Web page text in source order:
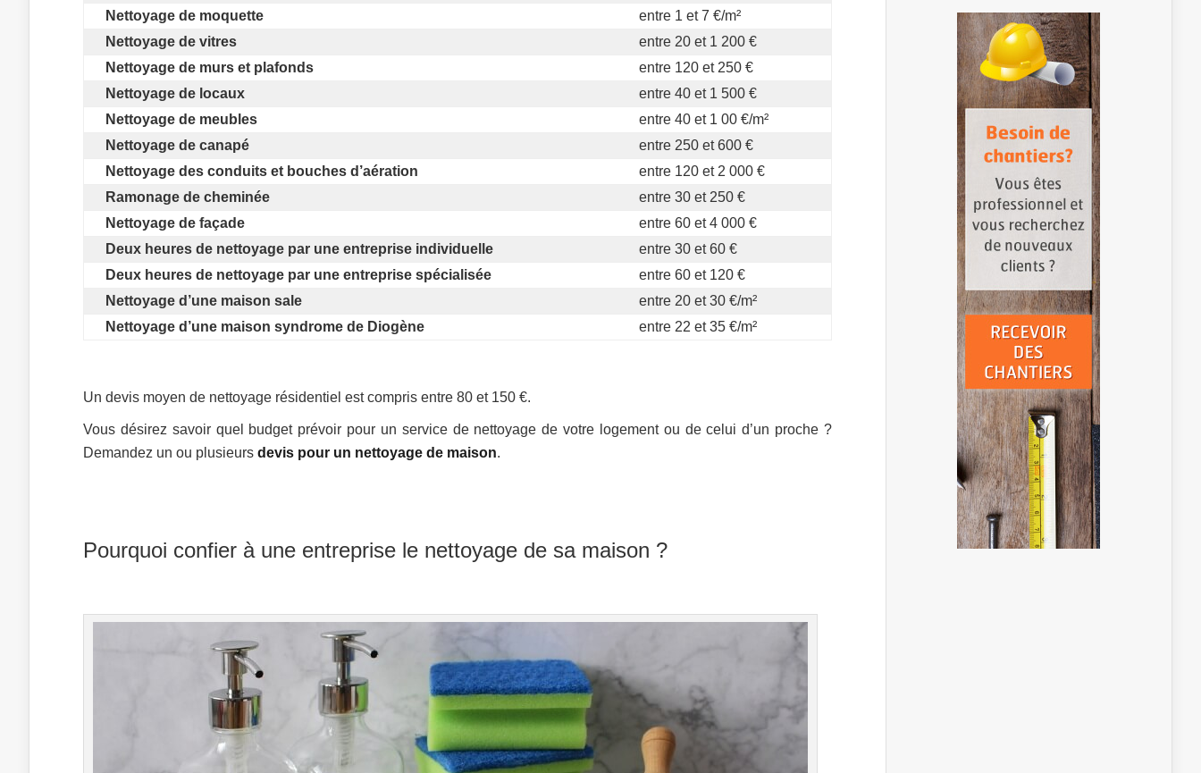
Nettoyage de moquette
entre 1 et 7 €/m²
Nettoyage de vitres
entre 20 et 1 200 €
Nettoyage de murs et plafonds
entre 120 et 250 €
Nettoyage de locaux
entre 40 et 1 500 €
Nettoyage de meubles
entre 40 et 1 00 €/m²
Nettoyage de canapé
entre 250 et 600 €
Nettoyage des conduits et bouches d’aération
entre 120 et 2 000 €
Ramonage de cheminée
entre 30 et 250 €
Nettoyage de façade
entre 60 et 4 000 €
Deux heures de nettoyage par une entreprise individuelle
entre 30 et 60 €
Deux heures de nettoyage par une entreprise spécialisée
entre 60 et 120 €
Nettoyage d’une maison sale
entre 20 et 30 €/m²
Nettoyage d’une maison syndrome de Diogène
entre 22 et 35 €/m²
Un devis moyen de nettoyage résidentiel est compris entre 80 et 150 €.
Vous désirez savoir quel budget prévoir pour un service de nettoyage de votre logement ou de celui d’un proche ?
Demandez un ou plusieurs devis pour un nettoyage de maison.
Pourquoi confier à une entreprise le nettoyage de sa maison ?